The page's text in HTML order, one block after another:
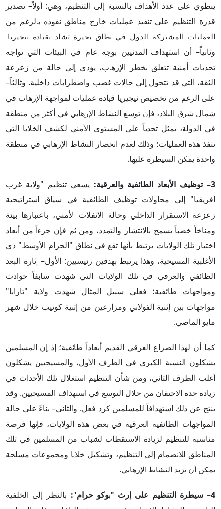
ينطوي على عدد الأهداف بالنسبة إلى التنظيم، وهي: أولاً– تصدير
قدرة التنظيم على تنفيذ عمليات خارج مناطق نفوذه بالرغم من
العمليات المشتركة للدول في نطاق بحيرة تشاد بقيادة نيجيريا.
وثانياً– أن استهداف المدنيين بوجه عام في البيئات التي تواجه
تحديات أمنية تتعلق بخطر الإرهاب، يؤدي إلى حالة من زعزعة
الثقة، التي قد تتحول إلى حالات غضب واضطرابات داخلية. وثالثاً–
على الرغم من تخصيص نيجيريا قيادة عمليات لمواجهة الإرهاب في
شمال شرق البلاد، فإن توسع النشاط الإرهابي في أكثر من منطقة
في الدولة، يمثل تحدياً على المستوى الأمني لكشف الخلايا التي
تنفذ هذه العمليات؛ وذلك لعدم انحصار النشاط الإرهابي في منطقة
واحدة يمكن السيطرة عليها.
3– توظيف الأبعاد الطائفية والعرقية: يسعى تنظيم "ولاية غرب
أفريقيا" إلى محاولات توظيف الطائفية في سياق استراتيجية
زعزعة الاستقرار الداخلي وحالة الانفلات الأمني، باعتبارها بيئة
ومناخاً خصباً يسمح بالانتشار والتمدد، ومن ثم فإن جزءاً من أبعاد
اختيار تلك الولايات يرتبط بأنها تقع في نطاق "الحزام الأوسط" ذي
الأغلبية المسيحية، وهذا يرتبط بهدفين رئيسيين: الأول– إثارة البعد
الطائفي والعرقي في تلك الولايات التي شهدت سابقاً حوادث
ومواجهات طائفية؛ فعلى سبيل المثال شهدت ولاية "تارابا"
مواجهات بين إثنية الفولاني ومزارعين من إثنية كوتيب خلال شهر
مايو الماضي.
كما أن لهذا الصراع العرقي القديم أبعاداً طائفية؛ إذ إن المسلمين
يشكلون النسبة الكبرى في الطرف الأول، والمسيحيين يشكلون
أغلب الطرف الثاني، ومن شأن التنظيم استغلال تلك الأحداث في
زيادة حدة الاحتقان من خلال التوسع في استهداف المسيحيين. وقد
ينتج عن ذلك استهدافاً للمسلمين كرد فعل. والثاني– بناءً على حالة
المواجهات الطائفية العرقية في بعض هذه الولايات، فإنها فرصة
مناسبة للتنظيم لزيادة الاستقطاب لشباب من المسلمين في تلك
المناطق للانضمام إلى التنظيم، وتشكيل خلايا ومجموعات مسلحة
يمكن أن تزيد النشاط الإرهابي.
4– سيطرة التنظيم على إرث "بوكو حرام":
بالنظر إلى الخلفية